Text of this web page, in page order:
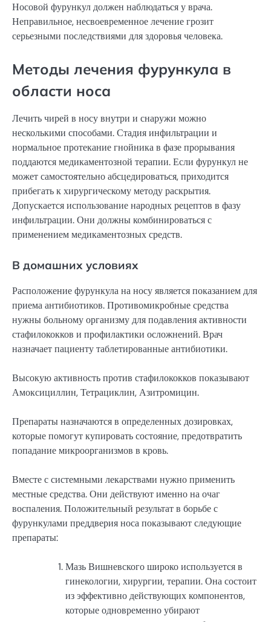
Носовой фурункул должен наблюдаться у врача.
Неправильное, несвоевременное лечение грозит
серьезными последствиями для здоровья человека.
Методы лечения фурункула в
области носа
Лечить чирей в носу внутри и снаружи можно
несколькими способами. Стадия инфильтрации и
нормальное протекание гнойника в фазе прорывания
поддаются медикаментозной терапии. Если фурункул не
может самостоятельно абсцедироваться, приходится
прибегать к хирургическому методу раскрытия.
Допускается использование народных рецептов в фазу
инфильтрации. Они должны комбинироваться с
применением медикаментозных средств.
В домашних условиях
Расположение фурункула на носу является показанием для
приема антибиотиков. Противомикробные средства
нужны больному организму для подавления активности
стафилококков и профилактики осложнений. Врач
назначает пациенту таблетированные антибиотики.
Высокую активность против стафилококков показывают
Амоксициллин, Тетрациклин, Азитромицин.
Препараты назначаются в определенных дозировках,
которые помогут купировать состояние, предотвратить
попадание микроорганизмов в кровь.
Вместе с системными лекарствами нужно применить
местные средства. Они действуют именно на очаг
воспаления. Положительный результат в борьбе с
фурункулами преддверия носа показывают следующие
препараты:
Мазь Вишневского широко используется в
гинекологии, хирургии, терапии. Она состоит
из эффективно действующих компонентов,
которые одновременно убирают